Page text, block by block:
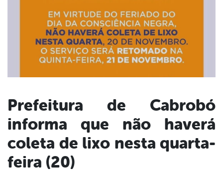
Prefeitura de Cabrobó
informa que não haverá
coleta de lixo nesta quarta-
feira (20)